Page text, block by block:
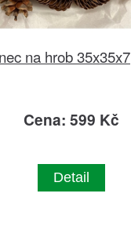
na hrob
Cena: 599 Kč
Detail